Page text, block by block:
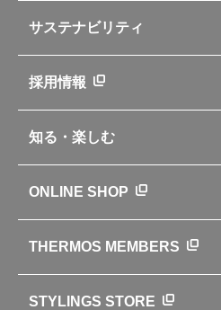
アパレル小物
新製品一覧
カタログ
レシピ本のご紹介
よくあるご質問・お問い合わせ
企業理念
会社概要
ニュース
世界のサーモス
サーモスの歴史
サステナビリティ
採用情報
知る・楽しむ
クラブサーモス
WEBマガジン
お弁当にエールを込めて
ONLINE SHOP
THERMOS MEMBERS
STYLINGS STORE